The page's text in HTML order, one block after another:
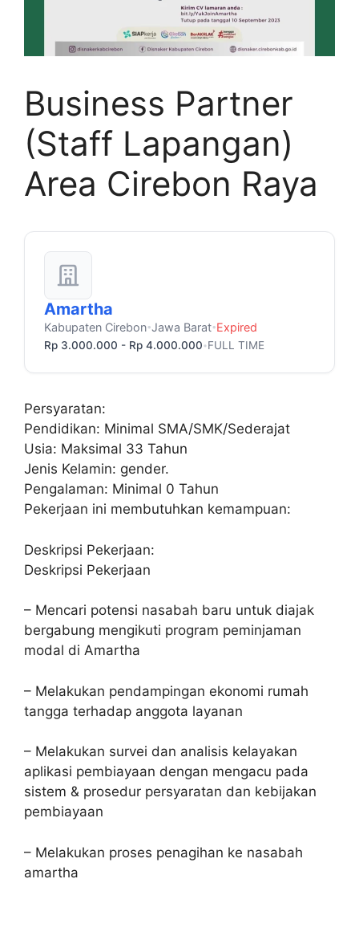
Business Partner
(Staff Lapangan)
Area Cirebon Raya
Amartha
Kabupaten Cirebon•Jawa Barat•Expired
Rp 3.000.000 - Rp 4.000.000 •FULL TIME
Persyaratan:
Pendidikan: Minimal SMA/SMK/Sederajat
Usia: Maksimal 33 Tahun
Jenis Kelamin: gender.
Pengalaman: Minimal 0 Tahun
Pekerjaan ini membutuhkan kemampuan:
Deskripsi Pekerjaan:
Deskripsi Pekerjaan
– Mencari potensi nasabah baru untuk diajak
bergabung mengikuti program peminjaman
modal di Amartha
– Melakukan pendampingan ekonomi rumah
tangga terhadap anggota layanan
– Melakukan survei dan analisis kelayakan
aplikasi pembiayaan dengan mengacu pada
sistem & prosedur persyaratan dan kebijakan
pembiayaan
– Melakukan proses penagihan ke nasabah
amartha